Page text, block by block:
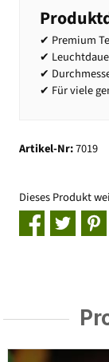
✔ Premium
✔
✔
✔ Für viele
Artikel-Nr:7019
Dieses Produkt